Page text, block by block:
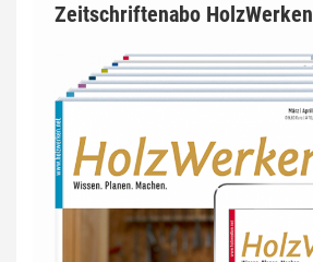
Zeitschriftenabo HolzWerken